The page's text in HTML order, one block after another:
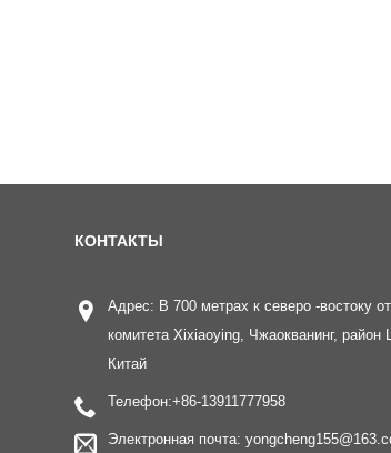
КОНТАКТЫ
Адрес: В 700 метрах к северо -востоку
комитета Xixiaoying, Чжаокванинг, район
Китай
Телефон:+86-13911777958
Электронная почта: